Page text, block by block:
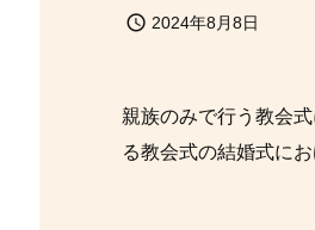
 2024年8月8日
親族のみで行う教会
る教会式の結婚式に